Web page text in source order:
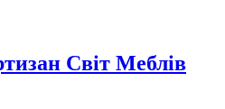
Світ Меблів